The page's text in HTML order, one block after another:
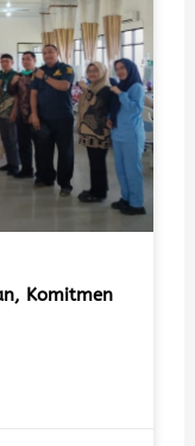
Komitmen